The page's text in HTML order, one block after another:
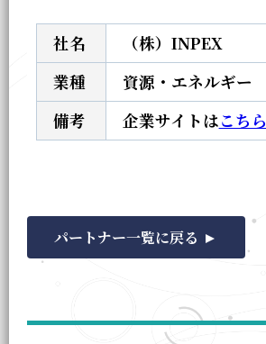
社名
（株）INPEX
業種
資源・エネルギー
備考
企業サイトはこちら
パートナー一覧に戻る